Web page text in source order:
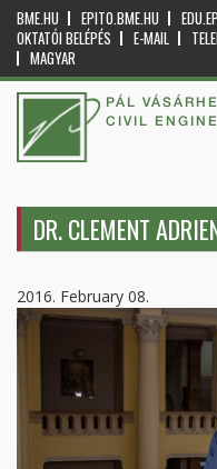
BME.HU EPITO.BME.HU
OKTATÓI BELÉPÉS
E-MAIL
MAGYAR
PÁL
CIVIL
DR. CLEMENT
2016. February 08.